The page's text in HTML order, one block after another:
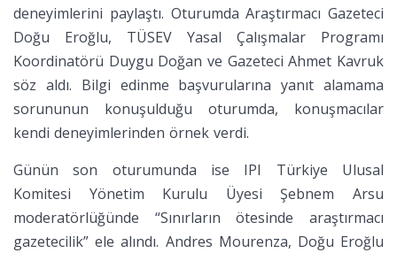
deneyimlerini paylaştı. Oturumda Araştırmacı Gazeteci
Doğu Eroğlu, TÜSEV Yasal Çalışmalar Programı
Koordinatörü Duygu Doğan ve Gazeteci Ahmet Kavruk
söz aldı. Bilgi edinme başvurularına yanıt alamama
sorununun konuşulduğu oturumda, konuşmacılar
kendi deneyimlerinden örnek verdi.
Günün son oturumunda ise IPI Türkiye Ulusal
Komitesi Yönetim Kurulu Üyesi Şebnem Arsu
moderatörlüğünde “Sınırların ötesinde araştırmacı
gazetecilik” ele alındı. Andres Mourenza, Doğu Eroğlu